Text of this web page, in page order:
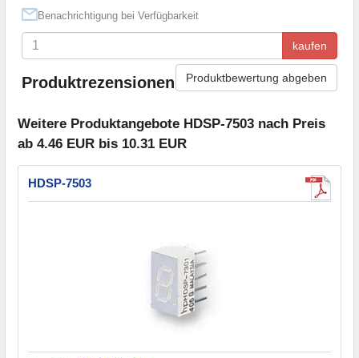
Benachrichtigung bei Verfügbarkeit
kaufen
Produktrezensionen Produktbewertung abgeben
Weitere Produktangebote HDSP-7503 nach Preis
ab 4.46 EUR bis 10.31 EUR
HDSP-7503